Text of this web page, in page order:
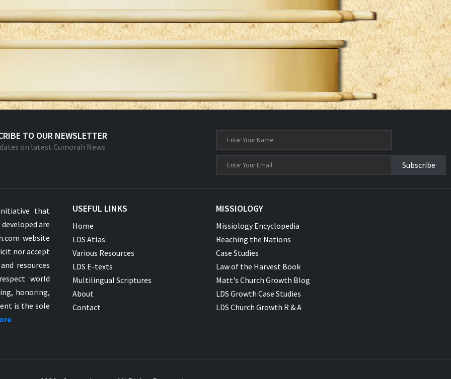
TO OUR NEWSLETTER
on latest Cumorah News
Subscribe
that
are
website
nor accept
resources
world
honoring,
is the sole
USEFUL LINKS
Home
LDS Atlas
Various Resources
LDS E-texts
Multilingual Scriptures
About
Contact
MISSIOLOGY
Missiology Encyclopedia
Reaching the Nations
Case Studies
Law of the Harvest Book
Matt's Church Growth Blog
LDS Growth Case Studies
LDS Church Growth R & A